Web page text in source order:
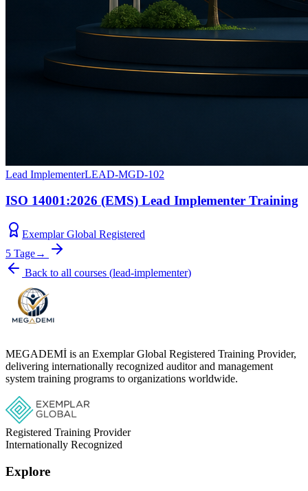
Lead ImplementerLEAD-MGD-102
ISO 14001:2026 (EMS) Lead Implementer Training
Exemplar Global Registered
5 Tage→
Back to all courses (lead-implementer)
MEGADEMİ is an Exemplar Global Registered Training Provider,
delivering internationally recognized auditor and management
system training programs to organizations worldwide.
Registered Training Provider
Internationally Recognized
Explore